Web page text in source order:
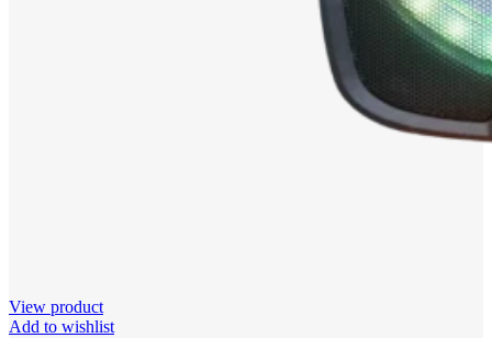
View product
Add to wishlist